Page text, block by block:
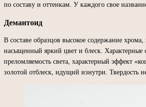
по составу и оттенкам. У каждого свое
Демантоид
В составе образцов высокое содержание
насыщенный яркий цвет и блеск. Характерные
преломляемость света, характерный эффект
золотой отблеск, идущий изнутри. Твердость